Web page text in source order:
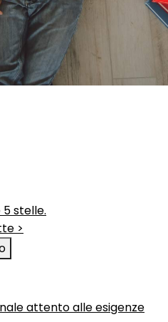
stelle.
>
attento alle esigenze